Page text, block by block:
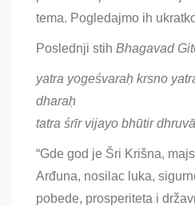
tema. Pogledajmo ih
Poslednji stih Bhagavad
yatra yogeśvaraḥ krsno
dharaḥ
tatra śrīr vijayo bhūtir
“Gde god je Šri Krišna,
Arđuna, nosilac luka,
pobede, prosperiteta i